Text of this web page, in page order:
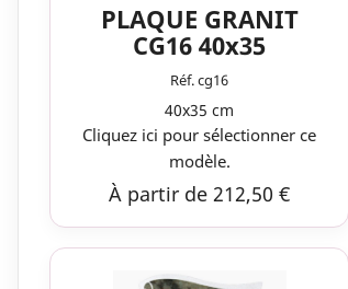
PLAQUE GRANIT
CG16 40x35
Réf. cg16
40x35 cm
Cliquez ici pour sélectionner ce
modèle.
À partir de 212,50 €